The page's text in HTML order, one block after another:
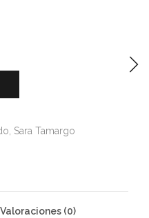
, Sara Tamargo
Valoraciones (0)